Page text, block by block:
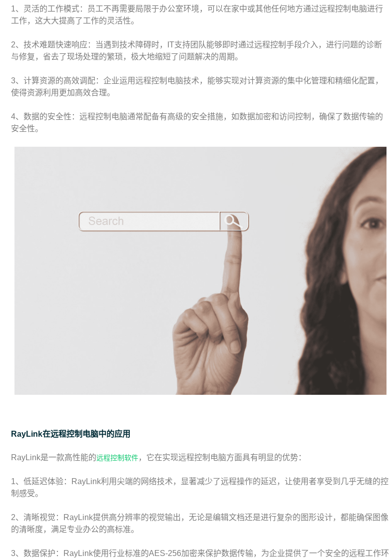
1、灵活的工作模式：员工不再需要局限于办公室环境，可以在家中或其他任何地方通过远程控制电脑进行
工作，这大大提高了工作的灵活性。
2、技术难题快速响应：当遇到技术障碍时，IT支持团队能够即时通过远程控制手段介入，进行问题的诊断
与修复，省去了现场处理的繁琐，极大地缩短了问题解决的周期。
3、计算资源的高效调配：企业运用远程控制电脑技术，能够实现对计算资源的集中化管理和精细化配置，
使得资源利用更加高效合理。
4、数据的安全性：远程控制电脑通常配备有高级的安全措施，如数据加密和访问控制，确保了数据传输的
安全性。
RayLink在远程控制电脑中的应用
RayLink是一款高性能的远程控制软件，它在实现远程控制电脑方面具有明显的优势：
1、低延迟体验：RayLink利用尖端的网络技术，显著减少了远程操作的延迟，让使用者享受到几乎无缝的控
制感受。
2、清晰视觉：RayLink提供高分辨率的视觉输出，无论是编辑文档还是进行复杂的图形设计，都能确保图像
的清晰度，满足专业办公的高标准。
3、数据保护：RayLink使用行业标准的AES-256加密来保护数据传输，为企业提供了一个安全的远程工作环